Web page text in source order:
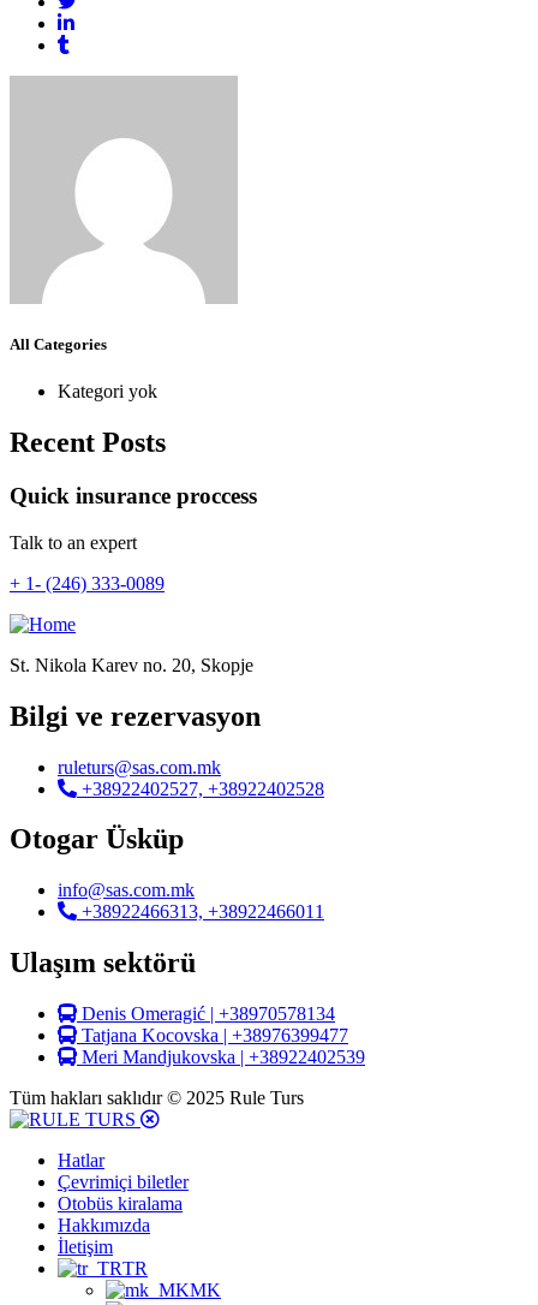
All Categories
Kategori yok
Recent Posts
Quick insurance proccess
Talk to an expert
+ 1- (246) 333-0089
St. Nikola Karev no. 20, Skopje
Bilgi ve rezervasyon
ruleturs@sas.com.mk
+38922402527, +38922402528
Otogar Üsküp
info@sas.com.mk
+38922466313, +38922466011
Ulaşım sektörü
Denis Omeragić | +38970578134
Tatjana Kocovska | +38976399477
Meri Mandjukovska | +38922402539
Tüm hakları saklıdır © 2025 Rule Turs
Hatlar
Çevrimiçi biletler
Otobüs kiralama
Hakkımızda
İletişim
TR
MK